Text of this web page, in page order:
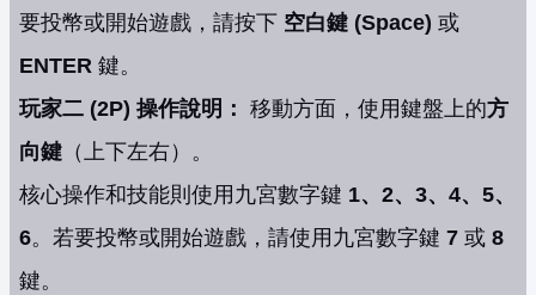
要投幣或開始遊戲，請按下 空白鍵 (Space) 或
ENTER 鍵。
玩家二 (2P) 操作說明： 移動方面，使用鍵盤上的方
向鍵 （上下左右）。
核心操作和技能則使用九宮數字鍵 1、2、3、4、5、
6。若要投幣或開始遊戲，請使用九宮數字鍵 7 或 8
鍵。